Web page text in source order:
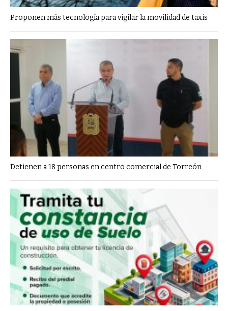
Proponen más tecnología para vigilar la movilidad de taxis
Detienen a 18 personas en centro comercial de Torreón